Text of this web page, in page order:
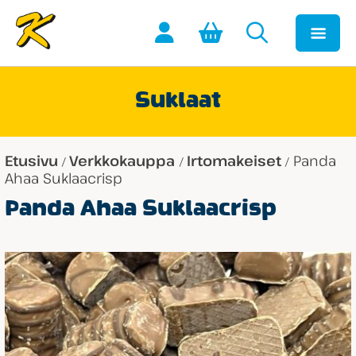
Suklaat
Etusivu / Verkkokauppa / Irtomakeiset / Panda
Ahaa Suklaacrisp
Panda Ahaa Suklaacrisp